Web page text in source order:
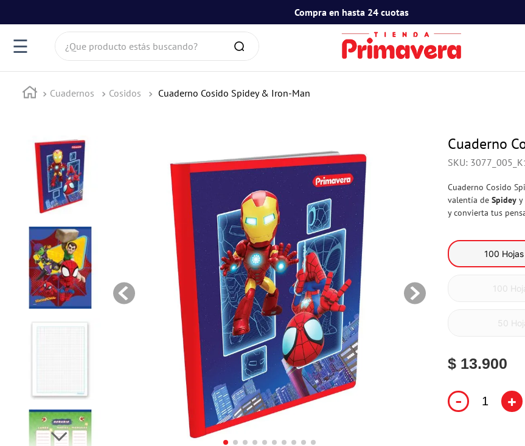
Compra en hasta 24 cuotas
☰ ¿Que producto estás buscando?
Cuadernos Cosidos Cuaderno Cosido Spidey & Iron-Man
Cuaderno
SKU:
Cuaderno Cosido
valentía de Spidey y
y convierta tus
100
100
50
$ 13.900
- +
TÉRMINOS MÁS BUSCADOS
1.
toy story
4.
mafalda
5
mickey mouse
6.
minnie mouse
7.
spidey
8.
barbie
9.
ferxxo
10
flower power